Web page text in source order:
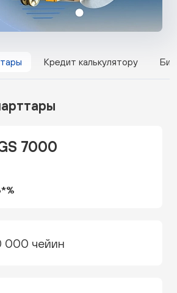
Кредит калькулятору
7000
000 чейин